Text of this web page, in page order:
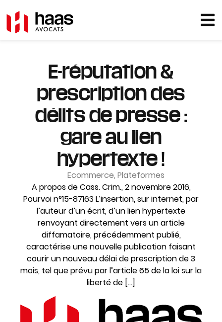
E-réputation &
prescription des
délits de presse :
gare au lien
hypertexte !
Ecommerce, Plateformes
A propos de Cass. Crim., 2 novembre 2016,
Pourvoi n°15-87163 L’insertion, sur internet, par
l’auteur d’un écrit, d’un lien hypertexte
renvoyant directement vers un article
diffamatoire, précédemment publié,
caractérise une nouvelle publication faisant
courir un nouveau délai de prescription de 3
mois, tel que prévu par l’article 65 de la loi sur la
liberté de […]